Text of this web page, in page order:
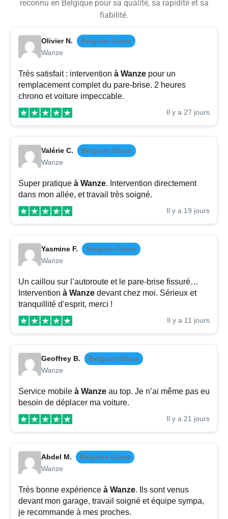
reconnu en Belgique pour sa qualité, sa rapidité et sa
fiabilité.
Olivier N.
Belgium Glass
Wanze
Très satisfait : intervention à Wanze pour un
remplacement complet du pare-brise. 2 heures
chrono et voiture impeccable.
Il y a 27 jours
Valérie C.
Belgium Glass
Wanze
Super pratique à Wanze. Intervention directement
dans mon allée, et travail très soigné.
Il y a 19 jours
Yasmine F.
Belgium Glass
Wanze
Un caillou sur l’autoroute et le pare-brise fissuré…
Intervention à Wanze devant chez moi. Sérieux et
tranquillité d’esprit, merci !
Il y a 11 jours
Geoffrey B.
Belgium Glass
Wanze
Service mobile à Wanze au top. Je n’ai même pas eu
besoin de déplacer ma voiture.
Il y a 21 jours
Abdel M.
Belgium Glass
Wanze
Très bonne expérience à Wanze. Ils sont venus
devant mon garage, travail soigné et équipe sympa,
je recommande à mes proches.